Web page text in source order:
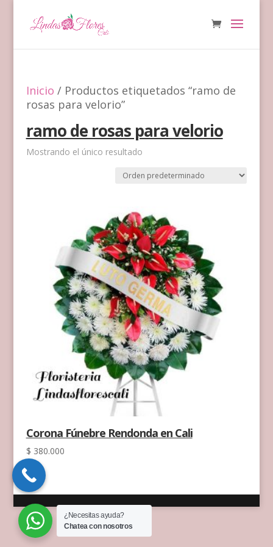
Inicio / Productos etiquetados “ramo de
rosas para velorio”
ramo de rosas para velorio
Mostrando el único resultado
Corona Fúnebre Rendonda en Cali
$ 380.000
¿Necesitas ayuda?
Chatea con nosotros